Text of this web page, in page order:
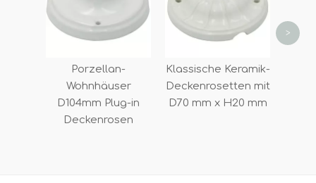
Porzellan-
Wohnhäuser
D104mm Plug-in
Deckenrosen
Klassische Keramik-
Deckenrosetten mit
D70 mm x H20 mm
>